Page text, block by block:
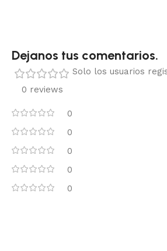
Dejanos tus comentarios.
0 reviews
0
0
0
0
0
Solo los usuarios